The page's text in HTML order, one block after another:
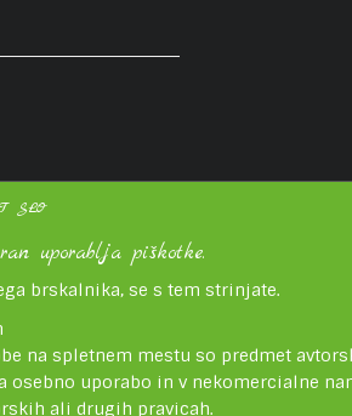
SLO
uporablja piškotke.
brskalnika, se s tem strinjate.
na spletnem mestu so predmet
uporabo in v nekomercialne
ali drugih pravicah.